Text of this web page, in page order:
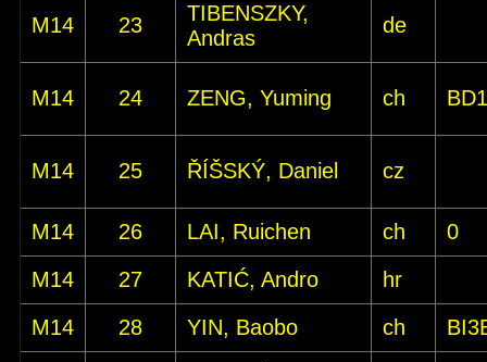
M14 23
TIBENSZKY,
Andras
de
M14 24 ZENG, Yuming ch
M14 25 ŘÍŠSKÝ, Daniel cz
M14 26 LAI, Ruichen ch
0
M14
27 KATIĆ, Andro
hr
M14
28 YIN, Baobo ch